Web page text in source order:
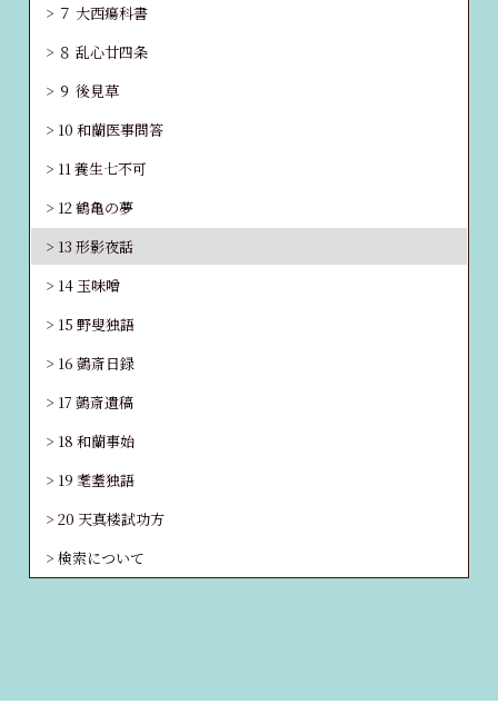
７ 大西瘍科書
８ 乱心廿四条
９ 後見草
10 和蘭医事問答
11 養生七不可
12 鶴亀の夢
13 形影夜話
14 玉味噌
15 野叟独語
16 鷧斎日録
17 鷧斎遺稿
18 和蘭事始
19 耄耋独語
20 天真楼試功方
検索について